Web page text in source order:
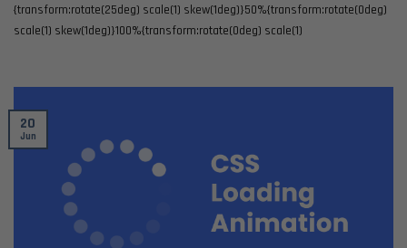
{transform:rotate(25deg) scale(1) skew(1deg)}50%{transform:rotate(0deg)
scale(1) skew(1deg)}100%{transform:rotate(0deg) scale(1)
20
Jun